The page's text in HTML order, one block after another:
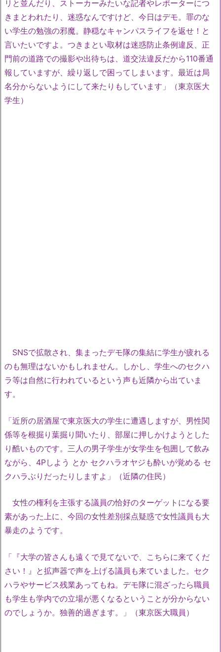
リと並んだり、ストーカーみたいな記者やレポーターにつ
きまとわれたり、迷惑なんですけど、今日はデモ。罪のな
い学生の勉強の邪魔。静穏なキャンパスライフを返せ！と
言いたいですよ。つきまとい取材は迷惑防止条例違反、正
門前の道路での撮影や出待ちは、道交法違反だから110番通
報していますが、繰り返しで困ってしまいます。最近は局
名分からないようにして来たりもしています」（東京医大
学生）
SNSで拡散され、集まったデモ隊の集結に学生が疲れる
のも無理はないかもしれません。しかし、学生へのセクハ
ラ等は自然に行われているという声も近隣から出ていま
す。
「近所の居酒屋で東京医大の学生に遭遇しますが、男性関
係等を根掘り葉掘り聞いたり、部屋に押しかけようとした
り酷いものです。三人の男子学生が女学生を包囲して飲み
ながら、4Pしよう とか セクハラオヤジも酔いが覚める セ
クハラぶりだったりしますよ」（近隣の住民）
女性の権利を主張する議員の恰好のターゲットになる要
素があった上に、今回の女性差別採点疑惑で女性議員も大
暴走のようです。
「『大学の皆さんも遠くで見てないで、こちらに来てくだ
さい！』と拡声器で声を上げる議員も来ていました。セク
ハラやサービス残業あってもね。デモ隊に混ざったら職員
も学生も学内での立場が悪くなるということが分からない
のでしょうか。独善的過ぎます。」（東京医大職員）